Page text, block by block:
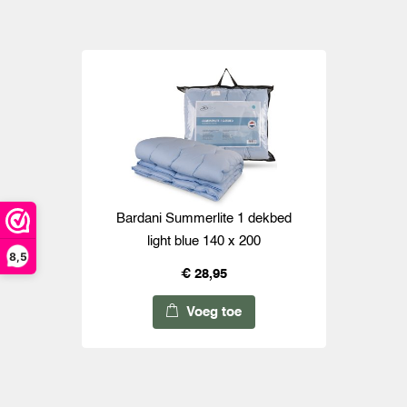
8,5
Bardani Summerlite 1 dekbed
light blue 140 x 200
€ 28,95
Voeg toe